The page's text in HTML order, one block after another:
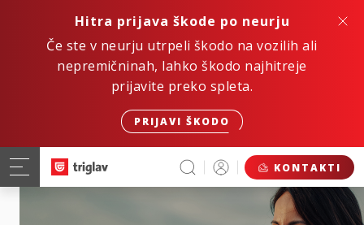
Hitra prijava škode po neurju
Če ste v neurju utrpeli škodo na vozilih ali
nepremičninah, lahko škodo najhitreje
prijavite preko spleta.
PRIJAVI ŠKODO
KONTAKTI